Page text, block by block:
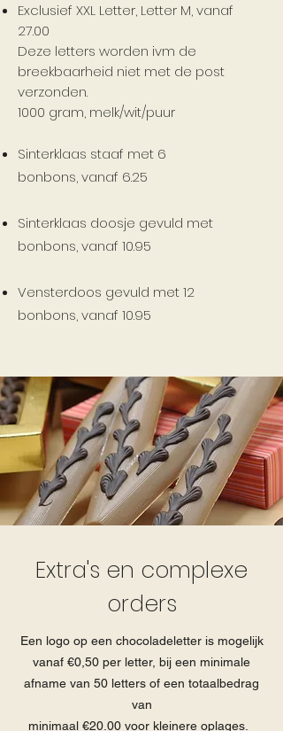
Exclusief XXL Letter, Letter M, vanaf
27.00
Deze letters worden ivm de
breekbaarheid niet met de post
verzonden.
1000 gram, melk/wit/puur
Sinterklaas staaf met 6
bonbons,vanaf 6.25
Sinterklaas doosje gevuld met
bonbons,vanaf 10.95
Vensterdoos gevuld met 12
bonbons,vanaf 10.95
Extra's en complexe
orders
Een logo op een chocoladeletter is mogelijk
vanaf €0,50 per letter, bij een minimale
afname van 50 letters of een totaalbedrag
van
minimaal €20.00 voor kleinere oplages.